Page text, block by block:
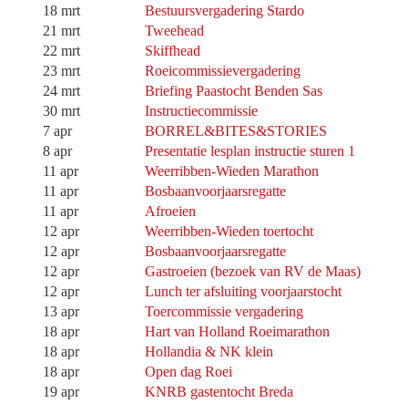
18 mrt
Bestuursvergadering Stardo
21 mrt
Tweehead
22 mrt
Skiffhead
23 mrt
Roeicommissievergadering
24 mrt
Briefing Paastocht Benden Sas
30 mrt
Instructiecommissie
7 apr
BORREL&BITES&STORIES
8 apr
Presentatie lesplan instructie sturen 1
11 apr
Weerribben-Wieden Marathon
11 apr
Bosbaanvoorjaarsregatte
11 apr
Afroeien
12 apr
Weerribben-Wieden toertocht
12 apr
Bosbaanvoorjaarsregatte
12 apr
Gastroeien (bezoek van RV de Maas)
12 apr
Lunch ter afsluiting voorjaarstocht
13 apr
Toercommissie vergadering
18 apr
Hart van Holland Roeimarathon
18 apr
Hollandia & NK klein
18 apr
Open dag Roei
19 apr
KNRB gastentocht Breda